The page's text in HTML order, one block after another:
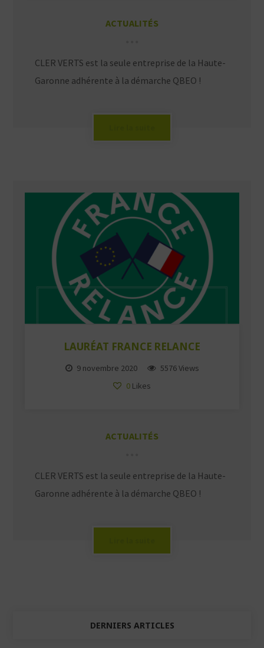
ACTUALITÉS
CLER VERTS est la seule entreprise de la Haute-
Garonne adhérente à la démarche QBEO !
LAURÉAT FRANCE RELANCE
9 novembre 2020
5576 Views
0 Likes
ACTUALITÉS
CLER VERTS est la seule entreprise de la Haute-
Garonne adhérente à la démarche QBEO !
DERNIERS ARTICLES